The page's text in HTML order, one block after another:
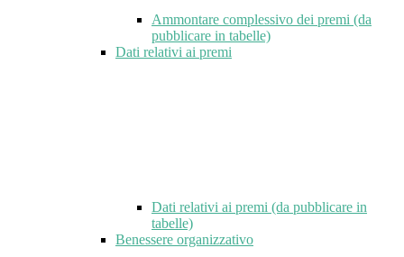
Ammontare complessivo dei premi (da
pubblicare in tabelle)
Dati relativi ai premi
Dati relativi ai premi (da pubblicare in
tabelle)
Benessere organizzativo